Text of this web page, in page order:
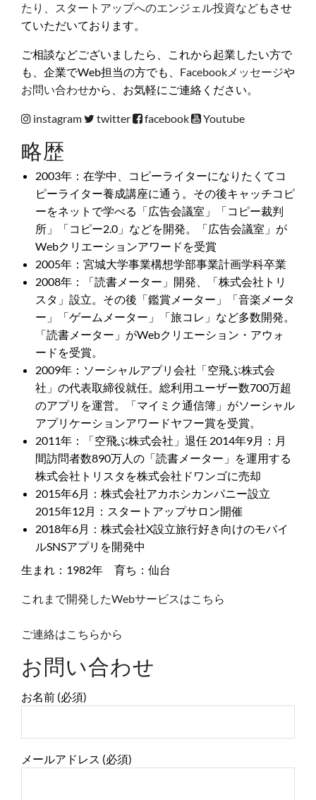
たり、スタートアップへのエンジェル投資などもさせ
ていただいております。
ご相談などございましたら、これから起業したい方で
も、企業でWeb担当の方でも、 Facebookメッセージや
お問い合わせから、お気軽にご連絡ください。
instagram twitter facebook Youtube
略歴
2003年：在学中、コピーライターになりたくてコ
ピーライター養成講座に通う。その後キャッチコピ
ーをネットで学べる「広告会議室」「コピー裁判
所」「コピー2.0」などを開発。「広告会議室」が
Webクリエーションアワードを受賞
2005年：宮城大学事業構想学部事業計画学科卒業
2008年：「読書メーター」開発、「株式会社トリ
スタ」設立。その後「鑑賞メーター」「音楽メータ
ー」「ゲームメーター」「旅コレ」など多数開発。
「読書メーター」がWebクリエーション・アウォ
ードを受賞。
2009年：ソーシャルアプリ会社「空飛ぶ株式会
社」の代表取締役就任。総利用ユーザー数700万超
のアプリを運営。「マイミク通信簿」がソーシャル
アプリケーションアワードヤフー賞を受賞。
2011年：「空飛ぶ株式会社」退任 2014年9月：月
間訪問者数890万人の「読書メーター」を運用する
株式会社トリスタを株式会社ドワンゴに売却
2015年6月：株式会社アカホシカンパニー設立
2015年12月：スタートアップサロン開催
2018年6月：株式会社X設立旅行好き向けのモバイ
ルSNSアプリを開発中
生まれ：1982年 育ち：仙台
これまで開発したWebサービスはこちら
ご連絡はこちらから
お問い合わせ
お名前 (必須)
メールアドレス (必須)